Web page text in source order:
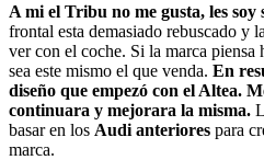
A mi el Tribu no me gusta, les soy
frontal esta demasiado rebuscado y
ver con el coche. Si la marca piensa
sea este mismo el que venda. En
diseño que empezó con el Altea.
continuara y mejorara la misma.
basar en los Audi anteriores para
marca.